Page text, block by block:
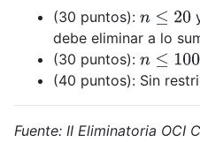
(30 puntos):n≤20
debe eliminar a lo
(30 puntos): n≤1000
(40 puntos): Sin
Fuente: II Eliminatoria OCI